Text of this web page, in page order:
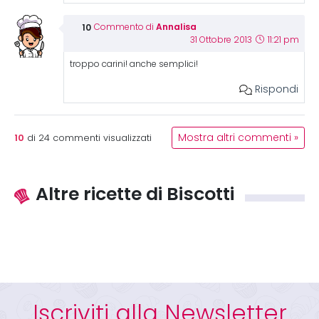
Commento di Annalisa
31 Ottobre 2013 11:21 pm
troppo carini! anche semplici!
Rispondi
10 di 24 commenti visualizzati Mostra altri commenti »
Altre ricette di Biscotti
Iscriviti alla Newsletter